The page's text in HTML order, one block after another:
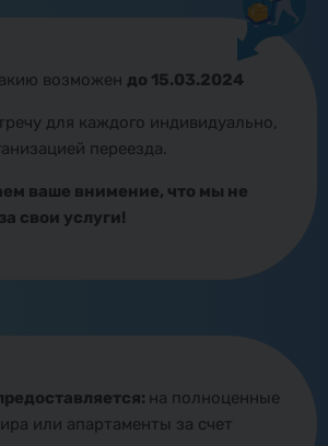
возможен до 15.03.2024
для каждого индивидуально,
переезда.
ваше внимение, что мы не
свои услуги!
на полноценные
или апартаменты за счет